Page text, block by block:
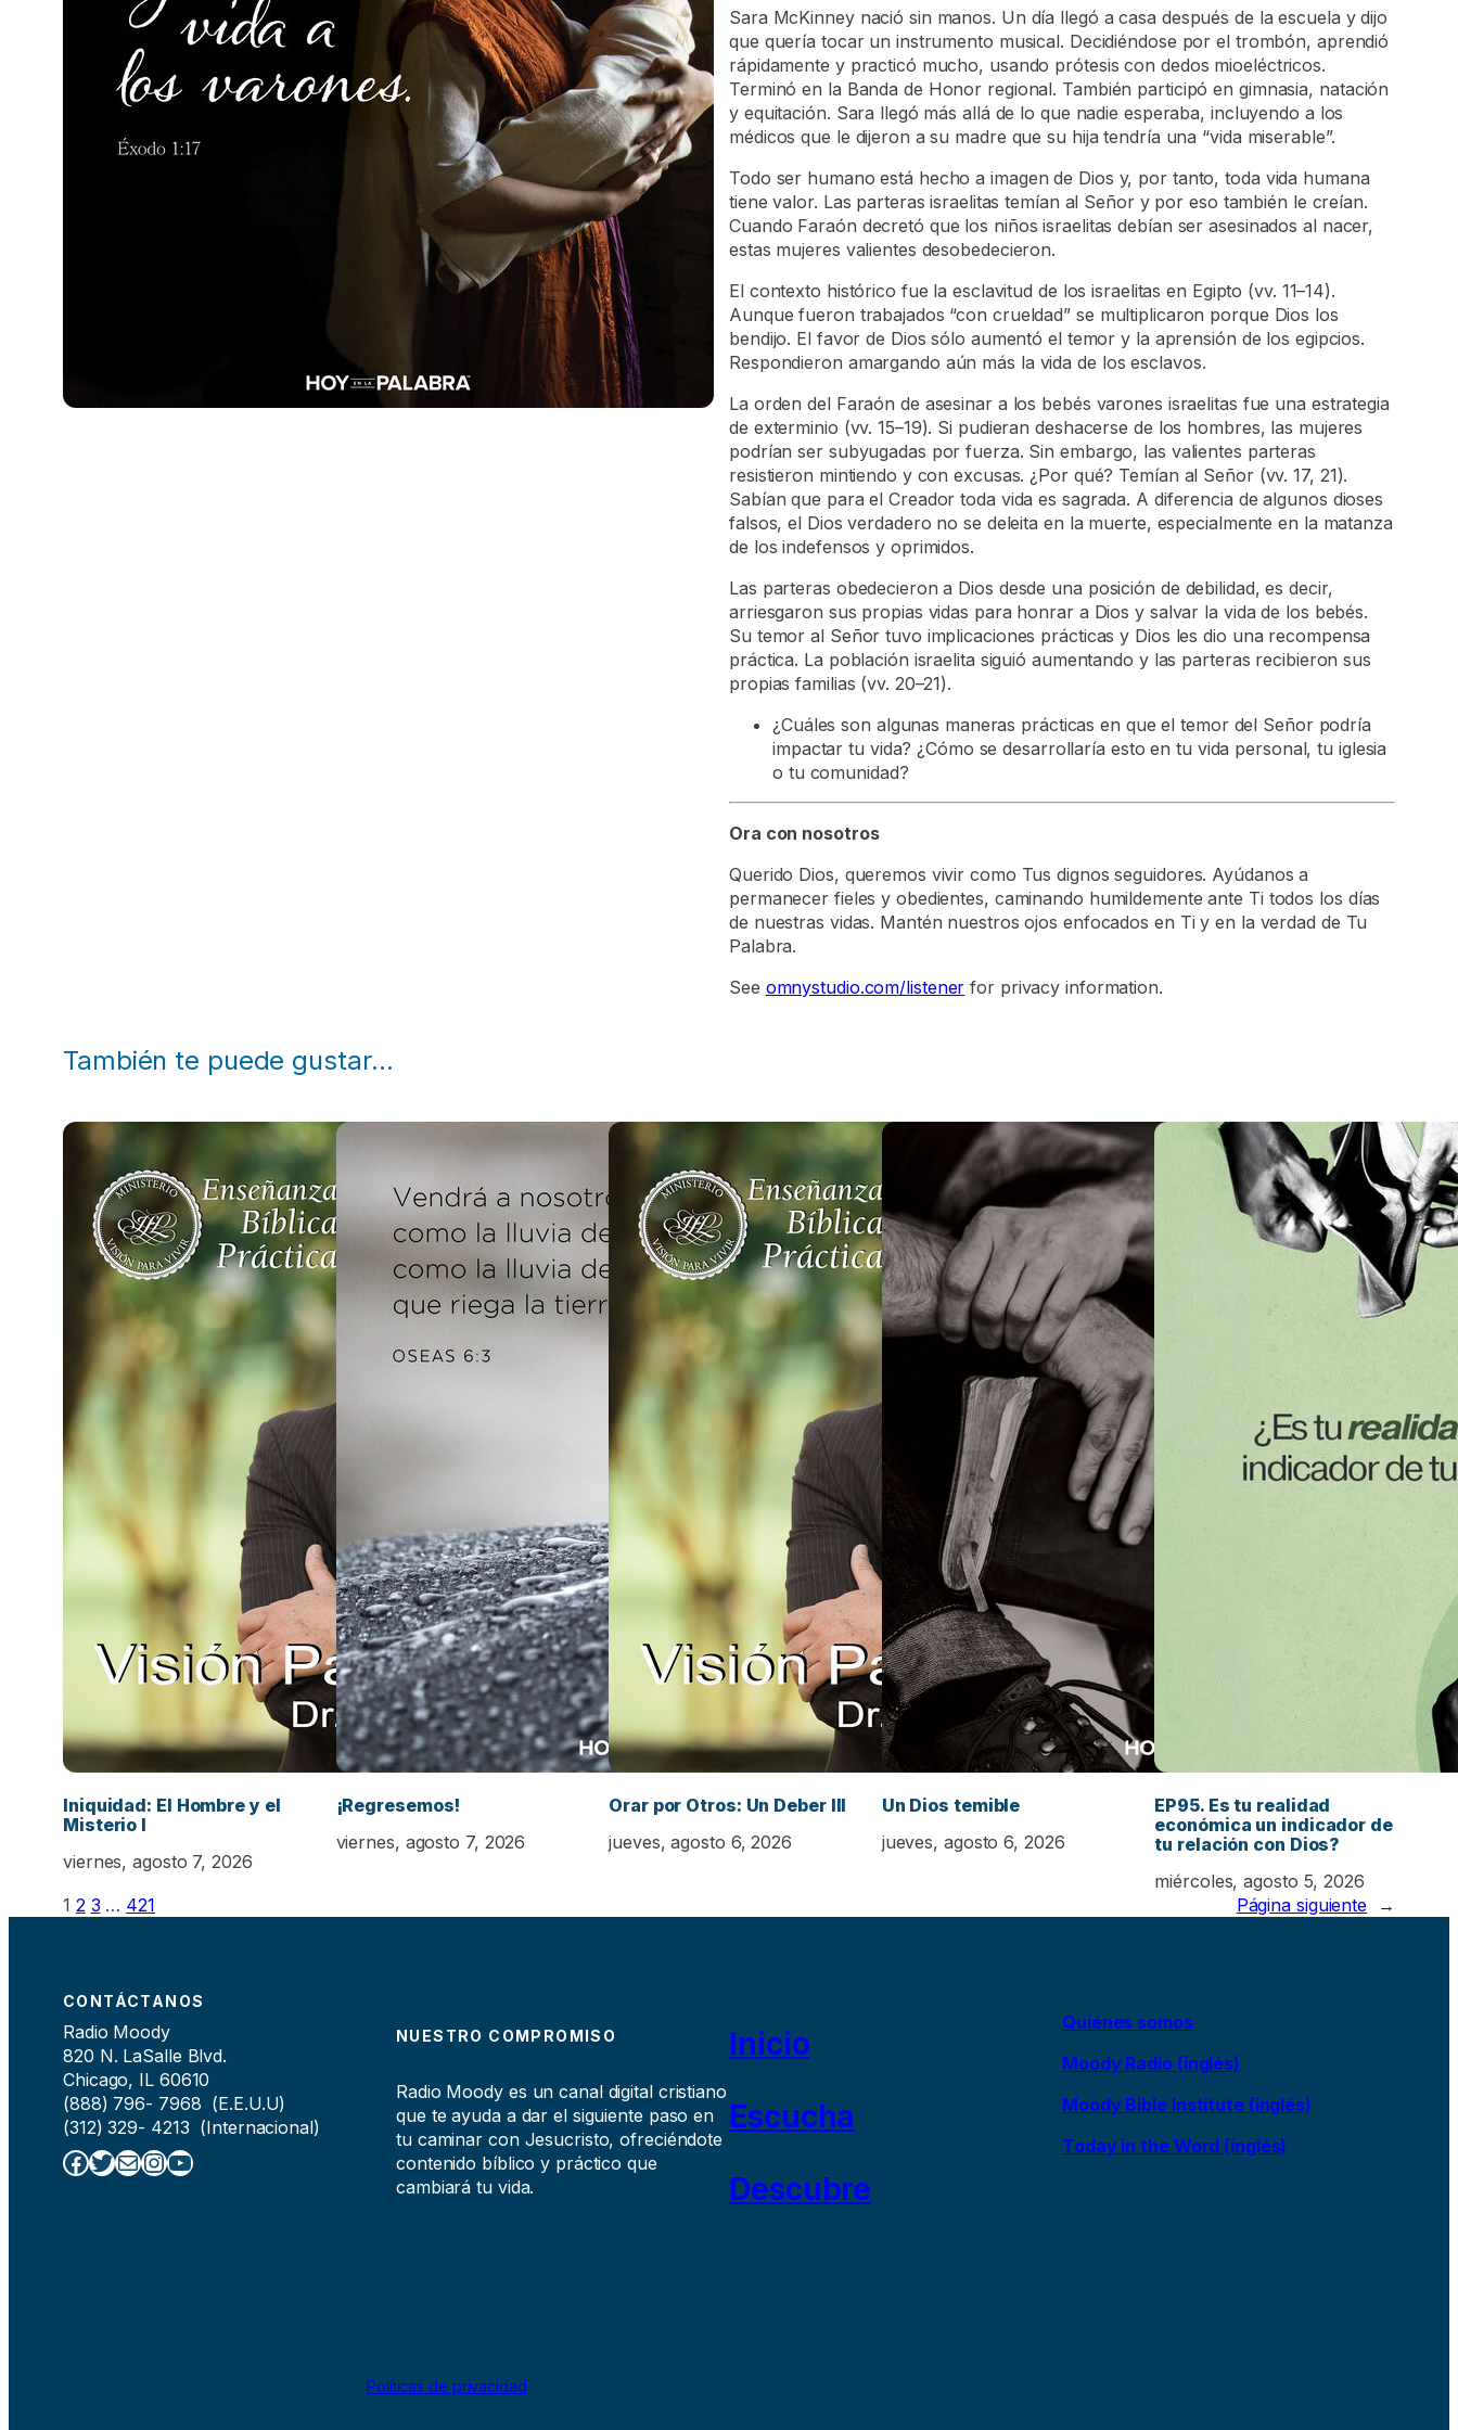
Sara McKinney nació sin manos. Un día llegó a casa después de la escuela y dijo
que quería tocar un instrumento musical. Decidiéndose por el trombón, aprendió
rápidamente y practicó mucho, usando prótesis con dedos mioeléctricos.
Terminó en la Banda de Honor regional. También participó en gimnasia, natación
y equitación. Sara llegó más allá de lo que nadie esperaba, incluyendo a los
médicos que le dijeron a su madre que su hija tendría una “vida miserable”.
Todo ser humano está hecho a imagen de Dios y, por tanto, toda vida humana
tiene valor. Las parteras israelitas temían al Señor y por eso también le creían.
Cuando Faraón decretó que los niños israelitas debían ser asesinados al nacer,
estas mujeres valientes desobedecieron.
El contexto histórico fue la esclavitud de los israelitas en Egipto (vv. 11–14).
Aunque fueron trabajados “con crueldad” se multiplicaron porque Dios los
bendijo. El favor de Dios sólo aumentó el temor y la aprensión de los egipcios.
Respondieron amargando aún más la vida de los esclavos.
La orden del Faraón de asesinar a los bebés varones israelitas fue una estrategia
de exterminio (vv. 15–19). Si pudieran deshacerse de los hombres, las mujeres
podrían ser subyugadas por fuerza. Sin embargo, las valientes parteras
resistieron mintiendo y con excusas. ¿Por qué? Temían al Señor (vv. 17, 21).
Sabían que para el Creador toda vida es sagrada. A diferencia de algunos dioses
falsos, el Dios verdadero no se deleita en la muerte, especialmente en la matanza
de los indefensos y oprimidos.
Las parteras obedecieron a Dios desde una posición de debilidad, es decir,
arriesgaron sus propias vidas para honrar a Dios y salvar la vida de los bebés.
Su temor al Señor tuvo implicaciones prácticas y Dios les dio una recompensa
práctica. La población israelita siguió aumentando y las parteras recibieron sus
propias familias (vv. 20–21).
¿Cuáles son algunas maneras prácticas en que el temor del Señor podría
impactar tu vida? ¿Cómo se desarrollaría esto en tu vida personal, tu iglesia
o tu comunidad?
Ora con nosotros
Querido Dios, queremos vivir como Tus dignos seguidores. Ayúdanos a
permanecer fieles y obedientes, caminando humildemente ante Ti todos los días
de nuestras vidas. Mantén nuestros ojos enfocados en Ti y en la verdad de Tu
Palabra.
See omnystudio.com/listener for privacy information.
También te puede gustar…
Iniquidad: El Hombre y el
Misterio I
viernes, agosto 7, 2026
¡Regresemos!
viernes, agosto 7, 2026
Orar por Otros: Un Deber III
jueves, agosto 6, 2026
Un Dios temible
jueves, agosto 6, 2026
EP95. Es tu realidad
económica un indicador de
tu relación con Dios?
miércoles, agosto 5, 2026
1 2 3 … 421 Página siguiente →
CONTÁCTANOS
Radio Moody
820 N. LaSalle Blvd.
Chicago, IL 60610
(888) 796- 7968 (E.E.U.U)
(312) 329- 4213 (Internacional)
Facebook Twitter Correo electrónico InstagramYouTube
NUESTRO COMPROMISO
Radio Moody es un canal digital cristiano
que te ayuda a dar el siguiente paso en
tu caminar con Jesucristo, ofreciéndote
contenido bíblico y práctico que
cambiará tu vida.
Inicio
Escucha
Descubre
Quiénes somos
Moody Radio (inglés)
Moody Bible Institute (inglés)
Today in the Word (inglés)
Políticas de privacidad